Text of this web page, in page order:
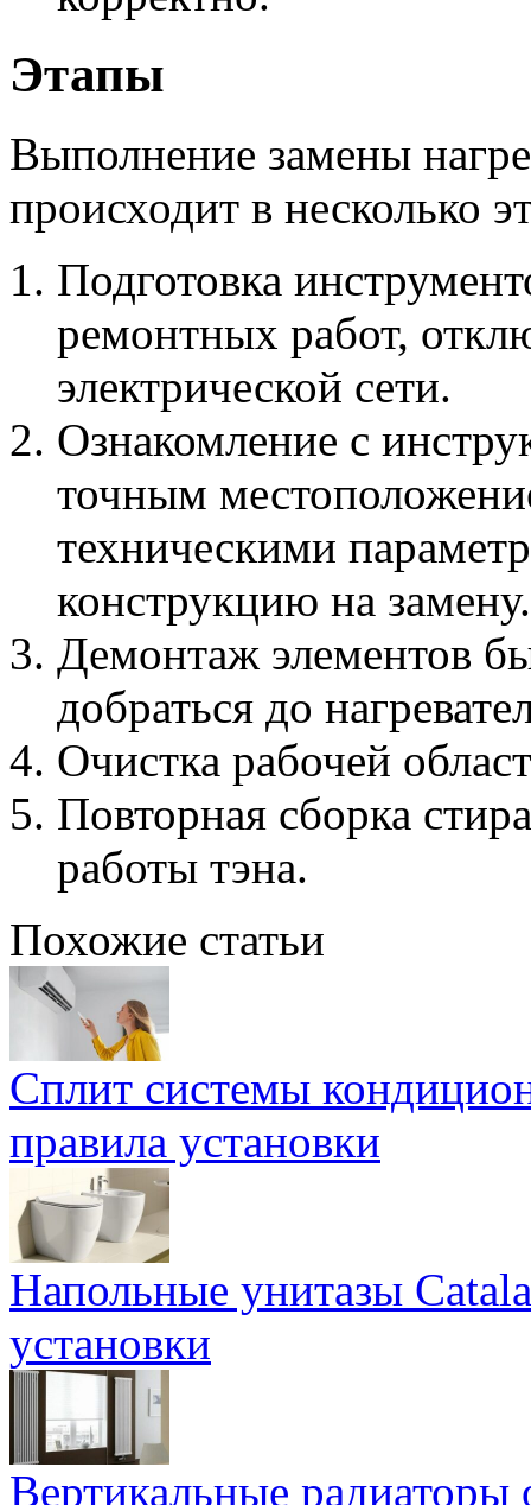
Этапы
Выполнение замены
происходит в несколько
Подготовка
ремонтных работ,
электрической сети.
Ознакомление с
точным
техническими
конструкцию на замену.
Демонтаж элементов
добраться до
Очистка рабочей
Повторная сборка
работы тэна.
Похожие статьи
Сплит системы
правила установки
Напольные унитазы
установки
Вертикальные радиаторы